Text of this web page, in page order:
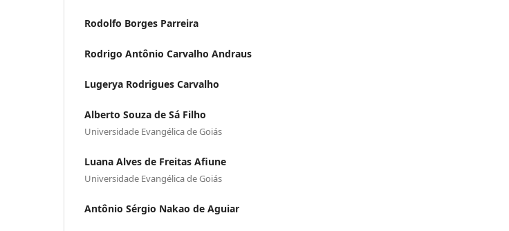
Rodolfo Borges Parreira
Rodrigo Antônio Carvalho Andraus
Lugerya Rodrigues Carvalho
Alberto Souza de Sá Filho
Universidade Evangélica de Goiás
Luana Alves de Freitas Afiune
Universidade Evangélica de Goiás
Antônio Sérgio Nakao de Aguiar